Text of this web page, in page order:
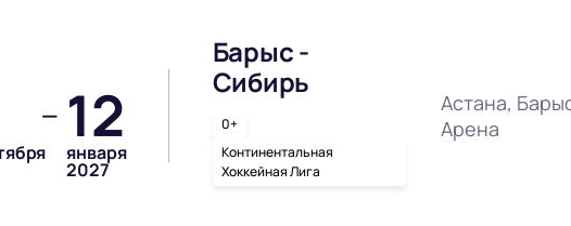
— 12
января
2027
Барыс -
Сибирь
0+
Континентальная
Хоккейная Лига
Астана,
Арена